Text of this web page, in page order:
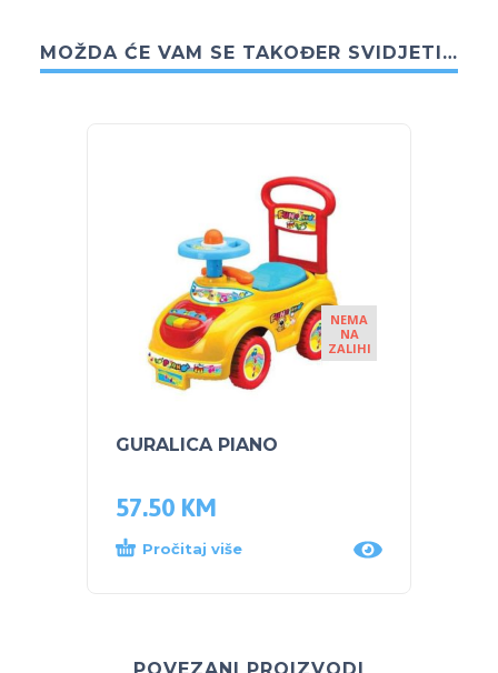
MOŽDA ĆE VAM SE TAKOĐER SVIDJETI…
NEMA
NA
ZALIHI
GURALICA PIANO
57.50 KM
Pročitaj više